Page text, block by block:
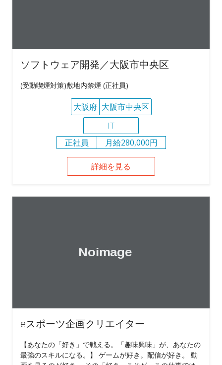
ソフトウェア開発／大阪市中央区
(受動喫煙対策)敷地内禁煙 (正社員)
大阪府 大阪市中央区
IT
正社員
月給280,000円
詳細を見る
eスポーツ企画クリエイター
【あなたの「好き」で戦える。「趣味興味」が、あなたの
最強のスキルになる。】 ゲームが好き。配信が好き。 動